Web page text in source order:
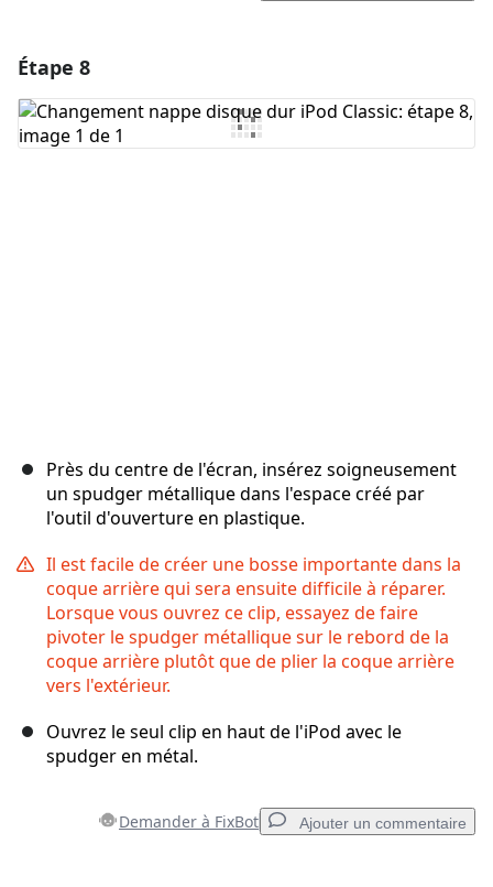
Ajouter un commentaire
Étape 8
Près du centre de l'écran, insérez soigneusement
un spudger métallique dans l'espace créé par
l'outil d'ouverture en plastique.
Il est facile de créer une bosse importante dans la
coque arrière qui sera ensuite difficile à réparer.
Lorsque vous ouvrez ce clip, essayez de faire
pivoter le spudger métallique sur le rebord de la
coque arrière plutôt que de plier la coque arrière
vers l'extérieur.
Ouvrez le seul clip en haut de l'iPod avec le
spudger en métal.
Demander à FixBot Ajouter un commentaire